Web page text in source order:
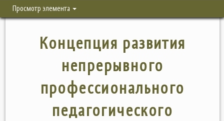
Просмотр элемента
Концепция развития
непрерывного
профессионального
педагогического